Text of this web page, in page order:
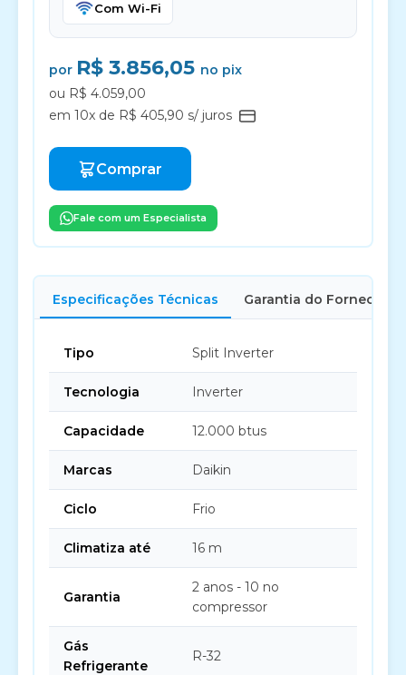
Com Wi-Fi
por R$ 3.856,05 no pix
ou R$ 4.059,00
em 10x de R$ 405,90 s/ juros
Comprar
Fale com um Especialista
Especificações Técnicas Garantia do Fornecedor
Tipo Split Inverter
Tecnologia Inverter
Capacidade 12.000 btus
Marcas Daikin
Ciclo Frio
Climatiza até 16 m
Garantia
2 anos - 10 no
compressor
Gás
Refrigerante
R-32